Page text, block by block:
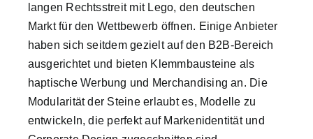
langen Rechtsstreit mit Lego, den deutschen
Markt für den Wettbewerb öffnen. Einige Anbieter
haben sich seitdem gezielt auf den B2B-Bereich
ausgerichtet und bieten Klemmbausteine als
haptische Werbung und Merchandising an. Die
Modularität der Steine erlaubt es, Modelle zu
entwickeln, die perfekt auf Markenidentität und